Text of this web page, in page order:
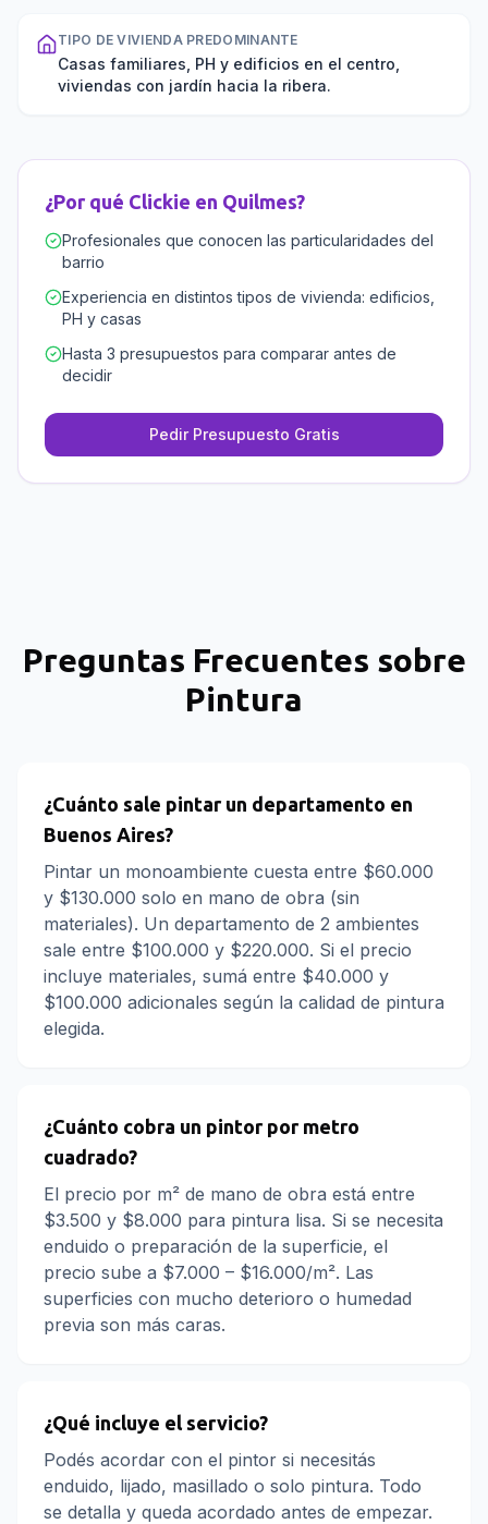
TIPO DE VIVIENDA PREDOMINANTE
Casas familiares, PH y edificios en el centro,
viviendas con jardín hacia la ribera.
¿Por qué Clickie en Quilmes?
Profesionales que conocen las particularidades del
barrio
Experiencia en distintos tipos de vivienda: edificios,
PH y casas
Hasta 3 presupuestos para comparar antes de
decidir
Pedir Presupuesto Gratis
Preguntas Frecuentes sobre
Pintura
¿Cuánto sale pintar un departamento en
Buenos Aires?
Pintar un monoambiente cuesta entre $60.000
y $130.000 solo en mano de obra (sin
materiales). Un departamento de 2 ambientes
sale entre $100.000 y $220.000. Si el precio
incluye materiales, sumá entre $40.000 y
$100.000 adicionales según la calidad de pintura
elegida.
¿Cuánto cobra un pintor por metro
cuadrado?
El precio por m² de mano de obra está entre
$3.500 y $8.000 para pintura lisa. Si se necesita
enduido o preparación de la superficie, el
precio sube a $7.000 – $16.000/m². Las
superficies con mucho deterioro o humedad
previa son más caras.
¿Qué incluye el servicio?
Podés acordar con el pintor si necesitás
enduido, lijado, masillado o solo pintura. Todo
se detalla y queda acordado antes de empezar.